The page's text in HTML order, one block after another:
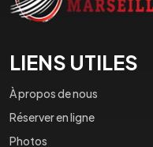
LIENS UTILES
À propos de nous
Réserver en ligne
Photos